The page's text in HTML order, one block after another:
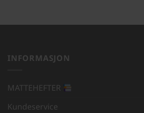
INFORMASJON
MATTEHEFTER
Kundeservice